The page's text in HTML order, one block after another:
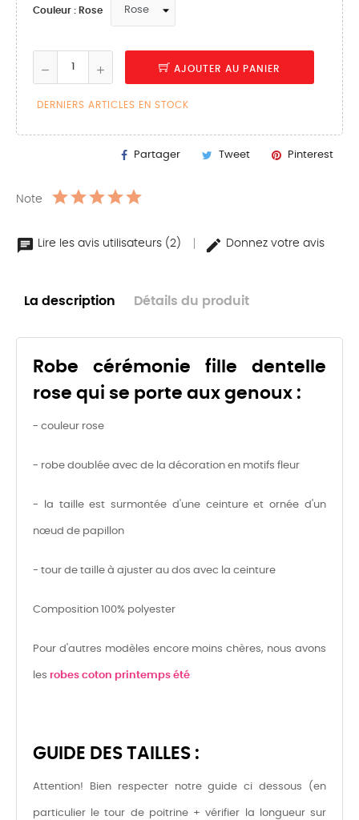
Couleur : Rose
AJOUTER AU PANIER
DERNIERS ARTICLES EN STOCK
Partager Tweet Pinterest
Note
Lire les avis utilisateurs (2) Donnez votre avis
La description Détails du produit
Robe cérémonie fille dentelle
rose qui se porte aux genoux :
- couleur rose
- robe doublée avec de la décoration en motifs fleur
- la taille est surmontée d'une ceinture et ornée d'un
nœud de papillon
- tour de taille à ajuster au dos avec la ceinture
Composition 100% polyester
Pour d'autres modèles encore moins chères, nous avons
les robes coton printemps été
GUIDE DES TAILLES :
Attention! Bien respecter notre guide ci dessous (en
particulier le tour de poitrine + vérifier la longueur sur